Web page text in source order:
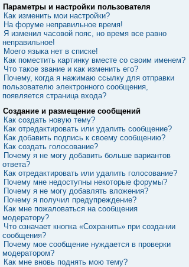
Параметры и настройки пользователя
Как изменить мои настройки?
На форуме неправильное время!
Я изменил часовой пояс, но время все равно
неправильное!
Моего языка нет в списке!
Как поместить картинку вместе со своим именем?
Что такое звание и как изменить его?
Почему, когда я нажимаю ссылку для отправки
пользователю электронного сообщения,
появляется страница входа?
Создание и размещение сообщений
Как создать новую тему?
Как отредактировать или удалить сообщение?
Как добавить подпись к своему сообщению?
Как создать голосование?
Почему я не могу добавить больше вариантов
ответа?
Как отредактировать или удалить голосование?
Почему мне недоступны некоторые форумы?
Почему я не могу добавлять вложения?
Почему я получил предупреждение?
Как мне пожаловаться на сообщения
модератору?
Что означает кнопка «Сохранить» при создании
сообщения?
Почему мое сообщение нуждается в проверки
модератором?
Как мне вновь поднять мою тему?